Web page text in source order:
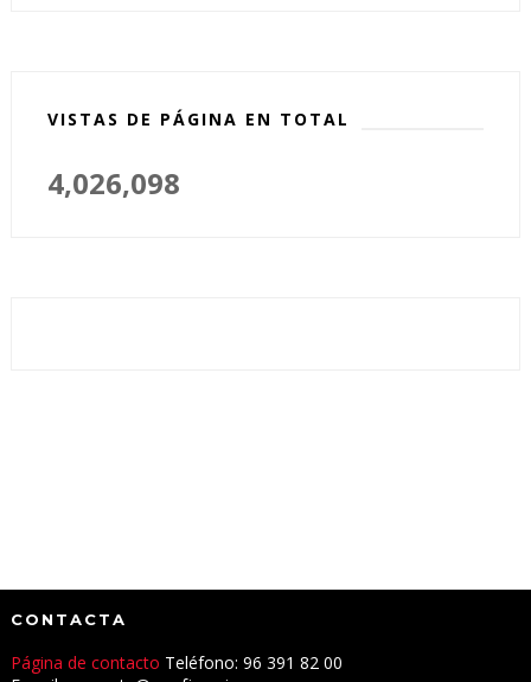
VISTAS DE PÁGINA EN TOTAL
4,026,098
CONTACTA
Página de contacto Teléfono: 96 391 82 00